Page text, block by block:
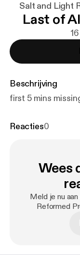
Salt and Light
Last of
Beschrijving
first 5 mins
Reacties0
Wees
Meld je nu
Reformed